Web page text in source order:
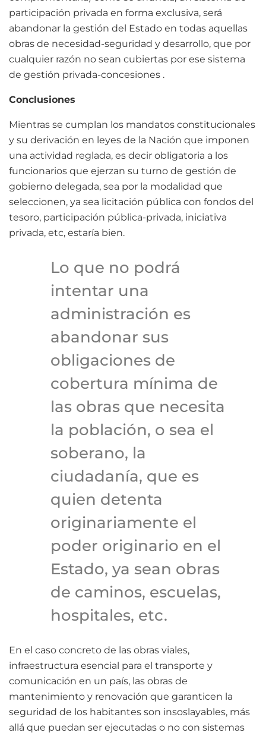
participación privada en forma exclusiva, será
abandonar la gestión del Estado en todas aquellas
obras de necesidad-seguridad y desarrollo, que por
cualquier razón no sean cubiertas por ese sistema
de gestión privada-concesiones .
Conclusiones
Mientras se cumplan los mandatos constitucionales
y su derivación en leyes de la Nación que imponen
una actividad reglada, es decir obligatoria a los
funcionarios que ejerzan su turno de gestión de
gobierno delegada, sea por la modalidad que
seleccionen, ya sea licitación pública con fondos del
tesoro, participación pública-privada, iniciativa
privada, etc, estaría bien.
Lo que no podrá
intentar una
administración es
abandonar sus
obligaciones de
cobertura mínima de
las obras que necesita
la población, o sea el
soberano, la
ciudadanía, que es
quien detenta
originariamente el
poder originario en el
Estado, ya sean obras
de caminos, escuelas,
hospitales, etc.
En el caso concreto de las obras viales,
infraestructura esencial para el transporte y
comunicación en un país, las obras de
mantenimiento y renovación que garanticen la
seguridad de los habitantes son insoslayables, más
allá que puedan ser ejecutadas o no con sistemas